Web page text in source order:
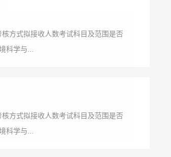
方式拟接收人数考试科目及范围是否
科学与...
方式拟接收人数考试科目及范围是否
科学与...